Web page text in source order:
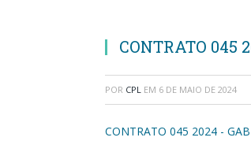
CONTRATO 045
POR CPL EM 6 DE MAIO DE 2024
CONTRATO 045 2024 -